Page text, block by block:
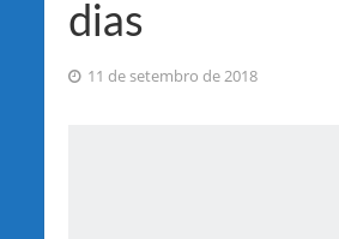
dias
11 de setembro de 2018